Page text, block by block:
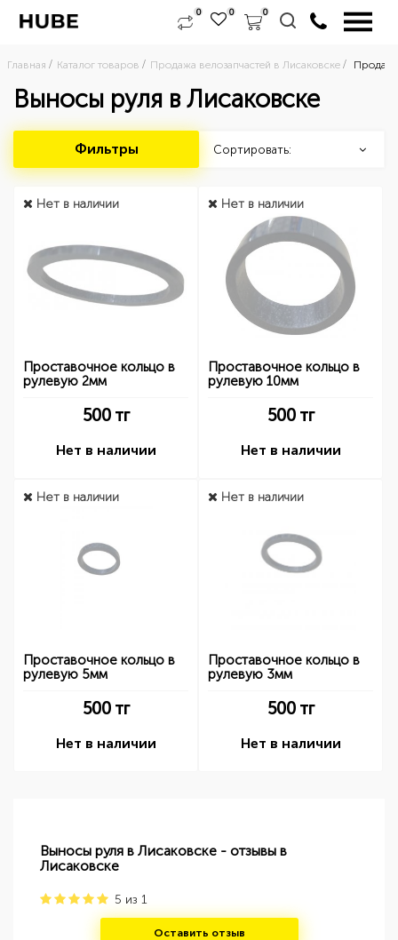
0 0 0
Главная Каталог товаров Продажа велозапчастей в Лисаковске
Выносы руля в Лисаковске
Фильтры Сортировать:
Нет в наличии
Проставочное кольцо в
рулевую 2мм
500тг
Нет в наличии
Нет в наличии
Проставочное кольцо в
рулевую 10мм
500тг
Нет в наличии
Нет в наличии
Проставочное кольцо в
рулевую 5мм
500тг
Нет в наличии
Нет в наличии
Проставочное кольцо в
рулевую 3мм
500тг
Нет в наличии
Выносы руля в Лисаковске - отзывы в
Лисаковске
5 из 1
Оставить отзыв